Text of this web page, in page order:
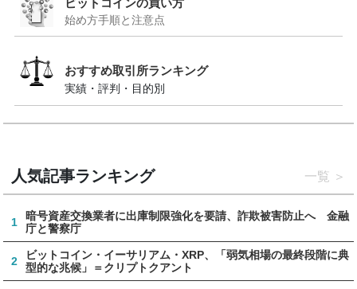
始め方手順と注意点
おすすめ取引所ランキング
実績・評判・目的別
人気記事ランキング 一覧
1
暗号資産交換業者に出庫制限強化を要請、詐欺被害防止へ 金融
庁と警察庁
2
ビットコイン・イーサリアム・XRP、「弱気相場の最終段階に典
型的な兆候」＝クリプトクアント